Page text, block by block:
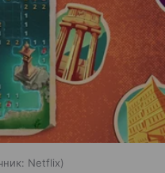
Netflix